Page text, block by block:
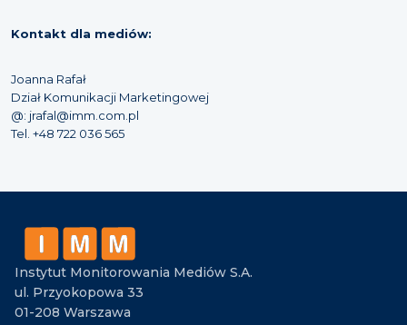
Kontakt dla mediów:
Joanna Rafał
Dział Komunikacji Marketingowej
@: jrafal@imm.com.pl
Tel. +48 722 036 565
Instytut Monitorowania Mediów S.A.
ul. Przyokopowa 33
01-208 Warszawa